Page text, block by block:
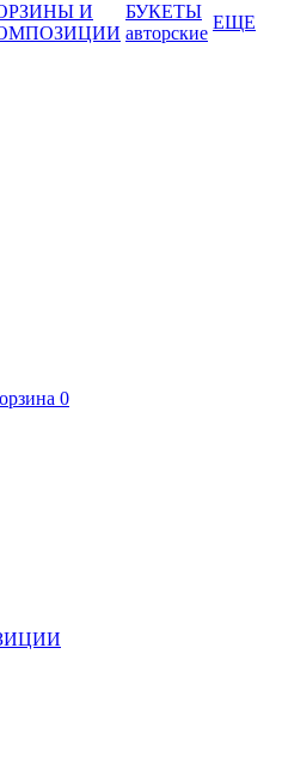
И
БУКЕТЫ
авторские
ЕЩЕ
0